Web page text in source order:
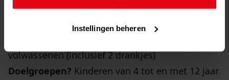
Instellingen beheren
Waar?Binnenstad Enkhuizen, Noord-Holland
Vrijdag 1 mei, 11.00 – 17.00 uur
volwassenen (inclusief 2 drankjes)
Doelgroepen? Kinderen van 4 tot en met 12 jaar